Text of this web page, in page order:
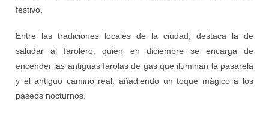
festivo.
Entre las tradiciones locales de la ciudad, destaca la de
saludar al farolero, quien en diciembre se encarga de
encender las antiguas farolas de gas que iluminan la pasarela
y el antiguo camino real, añadiendo un toque mágico a los
paseos nocturnos.